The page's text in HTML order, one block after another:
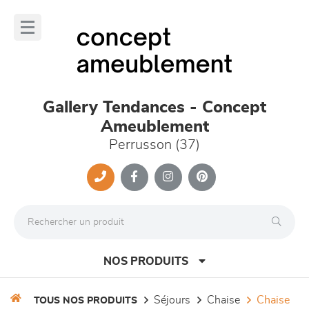
Gallery Tendances - Concept
Ameublement
Perrusson (37)
NOS PRODUITS
TOUS NOS PRODUITS séjours chaise chaise